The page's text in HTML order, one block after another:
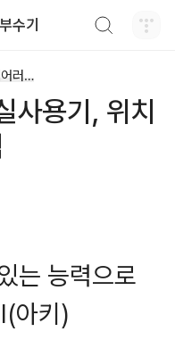
수기
스마트폰/태블릿PC/웨어러블 리뷰/> 웨어러블 디바이스 - 스마트워치 등
사용기, 위치
는 능력으로
아키)